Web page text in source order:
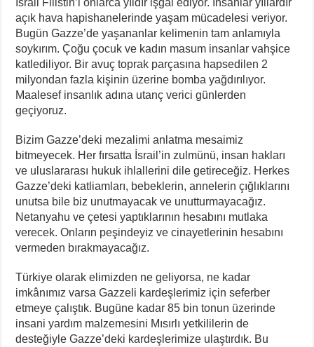
açık hava hapishanelerinde yaşam mücadelesi veriyor.
Bugün Gazze’de yaşananlar kelimenin tam anlamıyla
soykırım. Çoğu çocuk ve kadın masum insanlar vahşice
katlediliyor. Bir avuç toprak parçasına hapsedilen 2
milyondan fazla kişinin üzerine bomba yağdırılıyor.
Maalesef insanlık adına utanç verici günlerden
geçiyoruz.
Bizim Gazze’deki mezalimi anlatma mesaimiz
bitmeyecek. Her fırsatta İsrail’in zulmünü, insan hakları
ve uluslararası hukuk ihlallerini dile getireceğiz. Herkes
Gazze’deki katliamları, bebeklerin, annelerin çığlıklarını
unutsa bile biz unutmayacak ve unutturmayacağız.
Netanyahu ve çetesi yaptıklarının hesabını mutlaka
verecek. Onların peşindeyiz ve cinayetlerinin hesabını
vermeden bırakmayacağız.
Türkiye olarak elimizden ne geliyorsa, ne kadar
imkânımız varsa Gazzeli kardeşlerimiz için seferber
etmeye çalıştık. Bugüne kadar 85 bin tonun üzerinde
insani yardım malzemesini Mısırlı yetkililerin de
desteğiyle Gazze’deki kardeşlerimize ulaştırdık. Bu